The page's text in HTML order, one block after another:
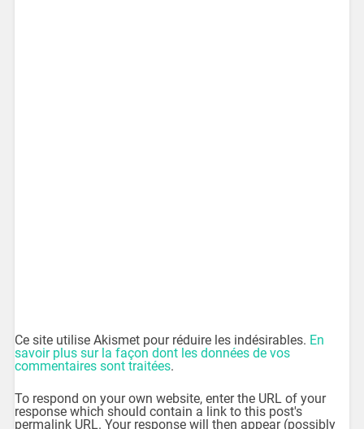
Ce site utilise Akismet pour réduire les indésirables. En
savoir plus sur la façon dont les données de vos
commentaires sont traitées.
To respond on your own website, enter the URL of your
response which should contain a link to this post's
permalink URL. Your response will then appear (possibly